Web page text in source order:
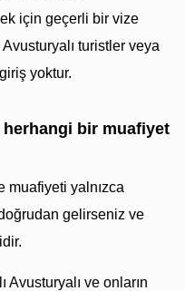
için geçerli bir vize
turistler veya
yoktur.
herhangi bir muafiyet
muafiyeti yalnızca
gelirseniz ve
Avusturyalı ve onların